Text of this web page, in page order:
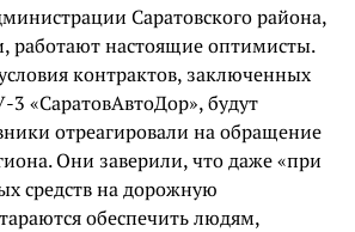
Саратовского района,
работают настоящие оптимисты.
контрактов, заключенных
3 «СаратовАвтоДор», будут
отреагировали на обращение
Они заверили, что даже «при
средств на дорожную
обеспечить людям,